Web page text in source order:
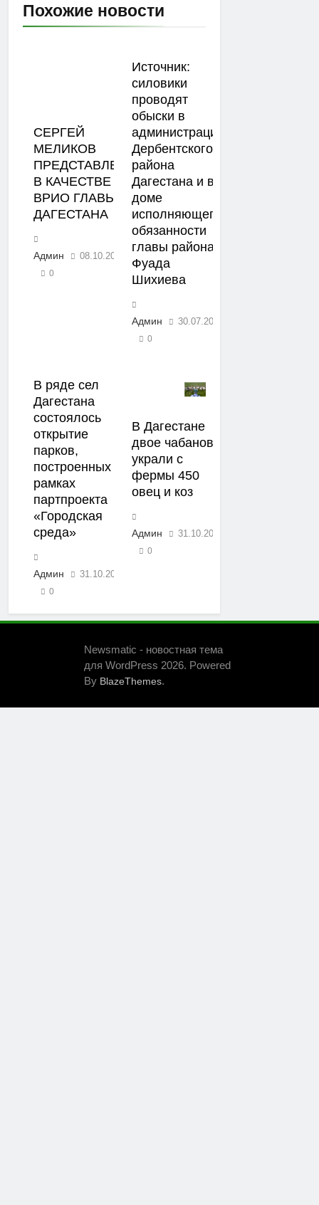
Похожие новости
СЕРГЕЙ
МЕЛИКОВ
ПРЕДСТАВЛЕН
В КАЧЕСТВЕ
ВРИО ГЛАВЫ
ДАГЕСТАНА
Админ 08.10.2020
0
Источник:
силовики
проводят
обыски в
администрации
Дербентского
района
Дагестана и в
доме
исполняющего
обязанности
главы района
Фуада
Шихиева
Админ 30.07.2020
0
В ряде сел
Дагестана
состоялось
открытие
парков,
построенных в
рамках
партпроекта
«Городская
среда»
Админ 31.10.2019
0
В Дагестане
двое чабанов
украли с
фермы 450
овец и коз
Админ 31.10.2019
0
Newsmatic - новостная тема
для WordPress 2026. Powered
By BlazeThemes.